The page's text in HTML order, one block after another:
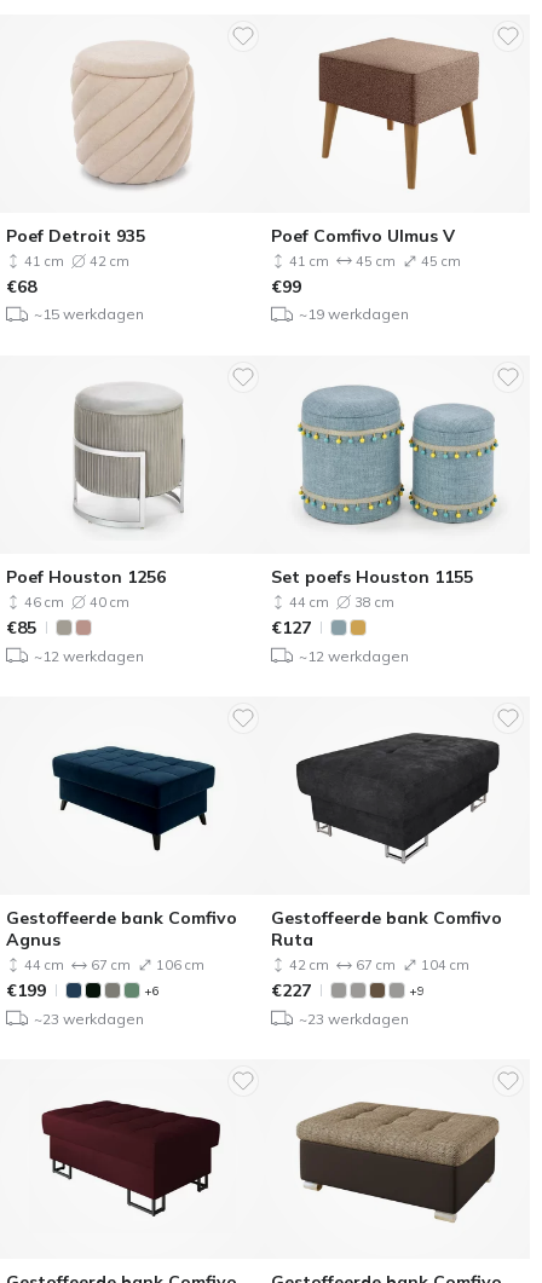
Poef Detroit 935
41 cm 42 cm
€68
~15 werkdagen
Poef Comfivo Ulmus V
41 cm 45 cm 45 cm
€99
~19 werkdagen
Poef Houston 1256
46 cm 40 cm
€85
~12 werkdagen
Set poefs Houston 1155
44 cm 38 cm
€127
~12 werkdagen
Gestoffeerde bank Comfivo
Agnus
44 cm 67 cm 106 cm
€199 +6
~23 werkdagen
Gestoffeerde bank Comfivo
Ruta
42 cm 67 cm 104 cm
€227 +9
~23 werkdagen